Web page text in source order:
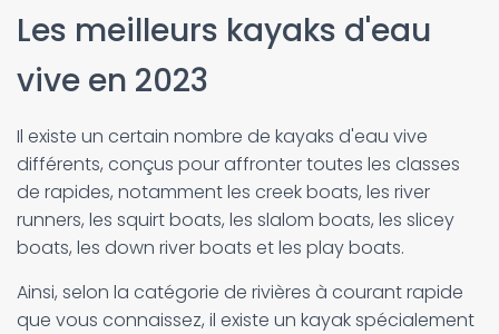
Les meilleurs kayaks d'eau
vive en 2023
Il existe un certain nombre de kayaks d'eau vive
différents, conçus pour affronter toutes les classes
de rapides, notamment les creek boats, les river
runners, les squirt boats, les slalom boats, les slicey
boats, les down river boats et les play boats.
Ainsi, selon la catégorie de rivières à courant rapide
que vous connaissez, il existe un kayak spécialement